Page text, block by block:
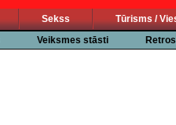
Sekss Tūrisms /
Veiksmes stāsti